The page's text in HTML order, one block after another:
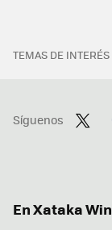
TEMAS DE INTERÉS
Síguenos
En Xataka